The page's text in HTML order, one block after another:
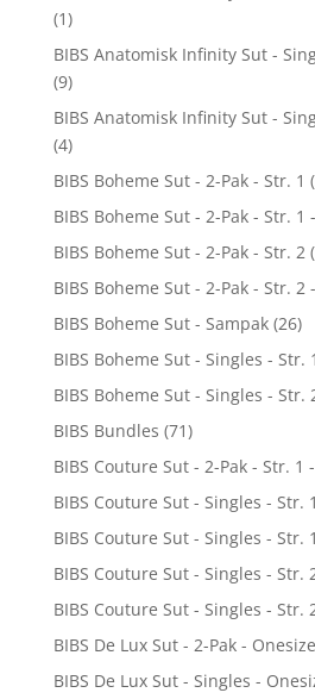
(1)
BIBS Anatomisk Infinity Sut -
(9)
BIBS Anatomisk Infinity Sut -
(4)
BIBS Boheme Sut - 2-Pak - Str. 1
BIBS Boheme Sut - 2-Pak - Str.
BIBS Boheme Sut - 2-Pak - Str. 2
BIBS Boheme Sut - 2-Pak - Str.
BIBS Boheme Sut - Sampak (26)
BIBS Boheme Sut - Singles - Str. 1
BIBS Boheme Sut - Singles - Str.
BIBS Bundles (71)
BIBS Couture Sut - 2-Pak - Str. 1
BIBS Couture Sut - Singles -
BIBS Couture Sut - Singles - Str.
BIBS Couture Sut - Singles -
BIBS Couture Sut - Singles - Str.
BIBS De Lux Sut - 2-Pak -
BIBS De Lux Sut - Singles -